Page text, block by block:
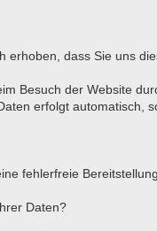
erhoben, dass Sie uns
Besuch der Website
erfolgt automatisch,
fehlerfreie
Daten?